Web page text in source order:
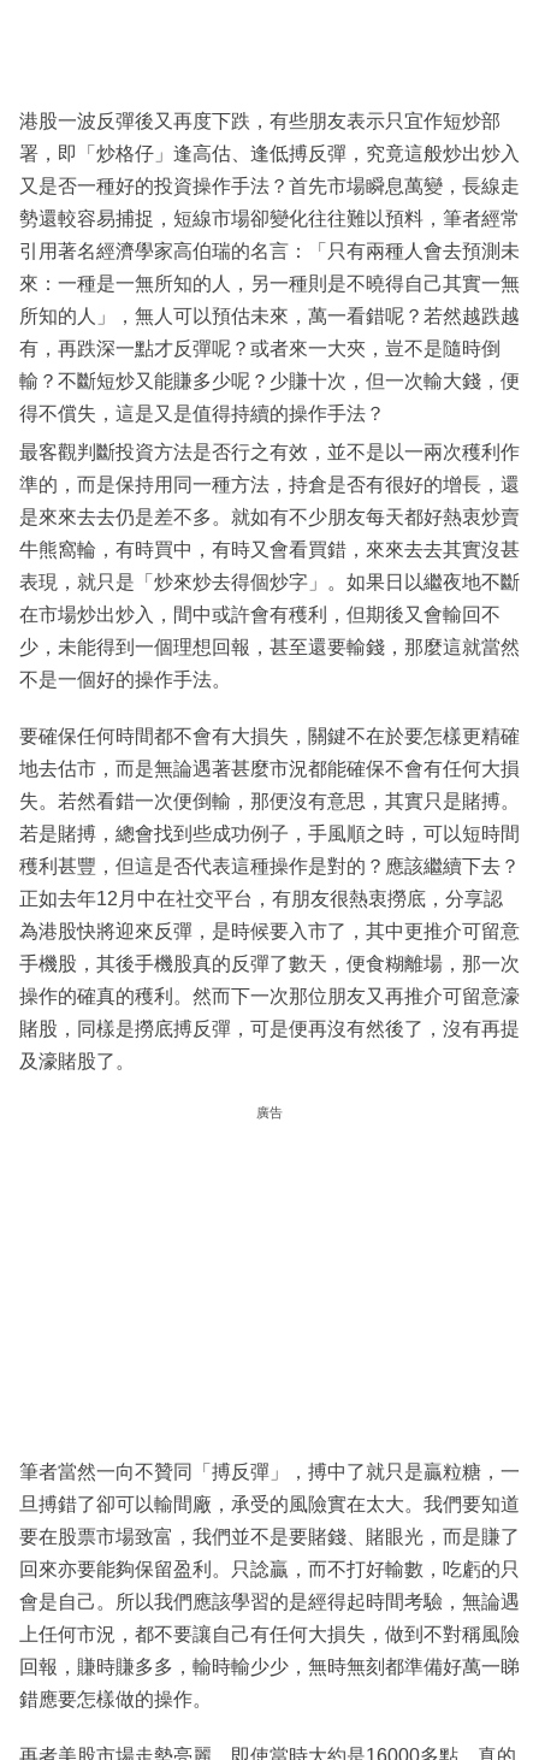
區
港股一波反彈後又再度下跌，有些朋友表示只宜作短炒部
署，即「炒格仔」逢高估、逢低搏反彈，究竟這般炒出炒入
又是否一種好的投資操作手法？首先市場瞬息萬變，長線走
勢還較容易捕捉，短線市場卻變化往往難以預料，筆者經常
引用著名經濟學家高伯瑞的名言：「只有兩種人會去預測未
來：一種是一無所知的人，另一種則是不曉得自己其實一無
所知的人」，無人可以預估未來，萬一看錯呢？若然越跌越
有，再跌深一點才反彈呢？或者來一大夾，豈不是隨時倒
輸？不斷短炒又能賺多少呢？少賺十次，但一次輸大錢，便
得不償失，這是又是值得持續的操作手法？
最客觀判斷投資方法是否行之有效，並不是以一兩次穫利作
準的，而是保持用同一種方法，持倉是否有很好的增長，還
是來來去去仍是差不多。就如有不少朋友每天都好熱衷炒賣
牛熊窩輪，有時買中，有時又會看買錯，來來去去其實沒甚
表現，就只是「炒來炒去得個炒字」。如果日以繼夜地不斷
在市場炒出炒入，間中或許會有穫利，但期後又會輸回不
少，未能得到一個理想回報，甚至還要輸錢，那麼這就當然
不是一個好的操作手法。
要確保任何時間都不會有大損失，關鍵不在於要怎樣更精確
地去估市，而是無論遇著甚麼市況都能確保不會有任何大損
失。若然看錯一次便倒輸，那便沒有意思，其實只是賭搏。
若是賭搏，總會找到些成功例子，手風順之時，可以短時間
穫利甚豐，但這是否代表這種操作是對的？應該繼續下去？
正如去年12月中在社交平台，有朋友很熱衷撈底，分享認
為港股快將迎來反彈，是時候要入市了，其中更推介可留意
手機股，其後手機股真的反彈了數天，便食糊離場，那一次
操作的確真的穫利。然而下一次那位朋友又再推介可留意濠
賭股，同樣是撈底搏反彈，可是便再沒有然後了，沒有再提
及濠賭股了。
廣告
筆者當然一向不贊同「搏反彈」，搏中了就只是贏粒糖，一
旦搏錯了卻可以輸間廠，承受的風險實在太大。我們要知道
要在股票市場致富，我們並不是要賭錢、賭眼光，而是賺了
回來亦要能夠保留盈利。只諗贏，而不打好輸數，吃虧的只
會是自己。所以我們應該學習的是經得起時間考驗，無論遇
上任何市況，都不要讓自己有任何大損失，做到不對稱風險
回報，賺時賺多多，輸時輸少少，無時無刻都準備好萬一睇
錯應要怎樣做的操作。
再者美股市場走勢亮麗，即使當時大約是16000多點，真的